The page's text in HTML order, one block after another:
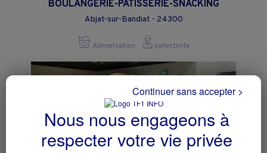
BOULANGERIE-PATISSERIE-SNACKING
Abjat-sur-Bandiat - 24300
Alimentation collectivite
Nous nous engageons à
respecter votre vie privée
Continuer sans accepter >